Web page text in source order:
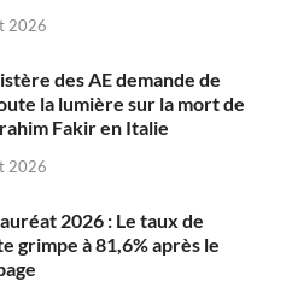
2026
des AE demande de
la lumière sur la mort de
Fakir en Italie
2026
2026 : Le taux de
grimpe à 81,6% après le